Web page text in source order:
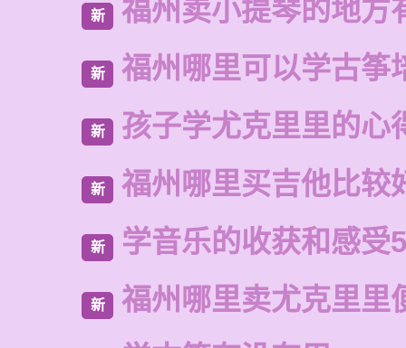
新 福州卖小提琴的地方
新 福州哪里可以学古筝
新 孩子学尤克里里的心
新 福州哪里买吉他比较
新 学音乐的收获和感受
新 福州哪里卖尤克里里